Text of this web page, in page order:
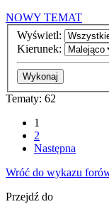
NOWY TEMAT
Wyświetl:
Kierunek:
Tematy: 62
1
2
Następna
Wróć do wykazu
Przejdź do